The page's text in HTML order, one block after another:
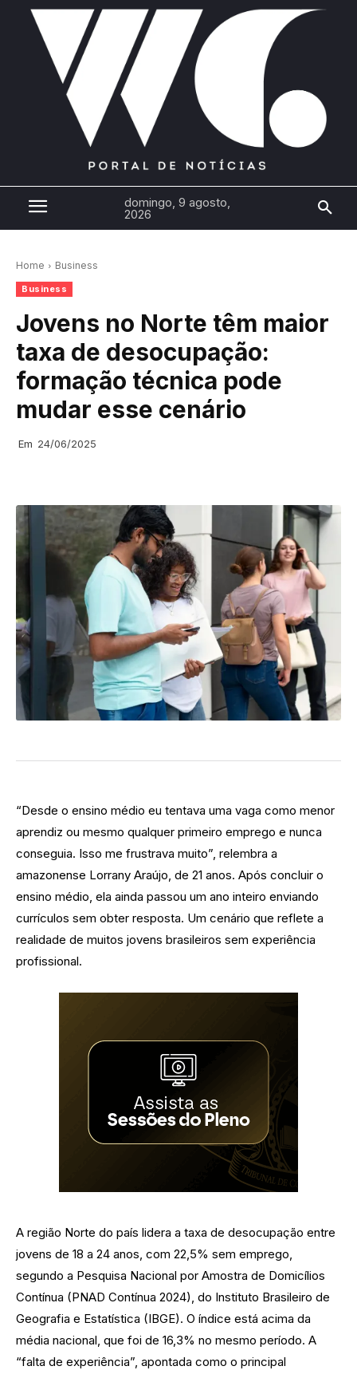
domingo, 9 agosto,
2026
Home Business
Business
Jovens no Norte têm maior
taxa de desocupação:
formação técnica pode
mudar esse cenário
Em 24/06/2025
“Desde o ensino médio eu tentava uma vaga como menor
aprendiz ou mesmo qualquer primeiro emprego e nunca
conseguia. Isso me frustrava muito”, relembra a
amazonense Lorrany Araújo, de 21 anos. Após concluir o
ensino médio, ela ainda passou um ano inteiro enviando
currículos sem obter resposta. Um cenário que reflete a
realidade de muitos jovens brasileiros sem experiência
profissional.
A região Norte do país lidera a taxa de desocupação entre
jovens de 18 a 24 anos, com 22,5% sem emprego,
segundo a Pesquisa Nacional por Amostra de Domicílios
Contínua (PNAD Contínua 2024), do Instituto Brasileiro de
Geografia e Estatística (IBGE). O índice está acima da
média nacional, que foi de 16,3% no mesmo período. A
“falta de experiência”, apontada como o principal